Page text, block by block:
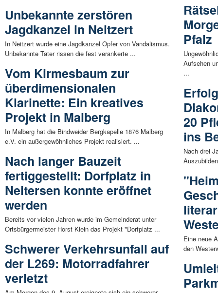
Unbekannte zerstören
Jagdkanzel in Neitzert
In Neitzert wurde eine Jagdkanzel Opfer von Vandalismus.
Unbekannte Täter rissen die fest verankerte ...
Vom Kirmesbaum zur
überdimensionalen
Klarinette: Ein kreatives
Projekt in Malberg
In Malberg hat die Bindweider Bergkapelle 1876 Malberg
e.V. ein außergewöhnliches Projekt realisiert. ...
Nach langer Bauzeit
fertiggestellt: Dorfplatz in
Neitersen konnte eröffnet
werden
Bereits vor vielen Jahren wurde im Gemeinderat unter
Ortsbürgermeister Horst Klein das Projekt "Dorfplatz ...
Schwerer Verkehrsunfall auf
der L269: Motorradfahrer
verletzt
Pfalz
Aufsehen
...
20
ins
Nach drei
Eine neue
den